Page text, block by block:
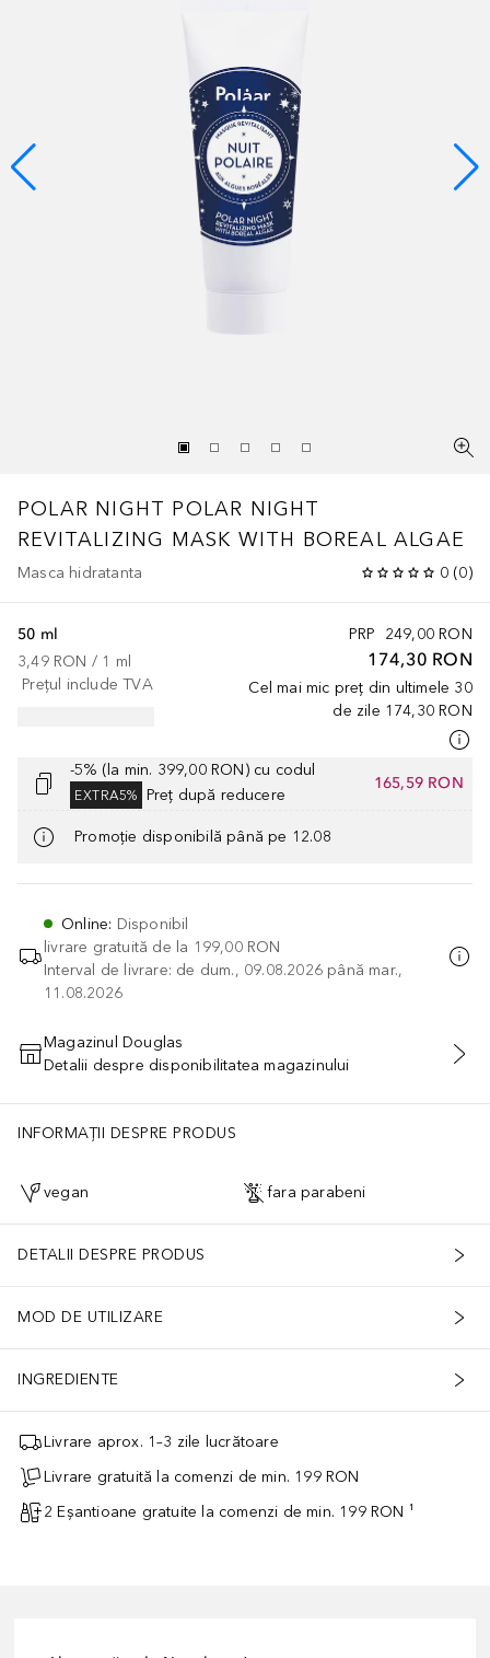
POLAR NIGHT POLAR NIGHT
REVITALIZING MASK WITH BOREAL ALGAE
Masca hidratanta 0 (0)
PRP 249,00 RON
174,30 RON
Cel mai mic preț din ultimele 30
de zile 174,30 RON
50 ml
3,49 RON / 1 ml
Prețul include TVA
-5% (la min. 399,00 RON) cu codul
EXTRA5% Preț după reducere
165,59 RON
Promoție disponibilă până pe 12.08
Online: Disponibil
livrare gratuită de la 199,00 RON
Interval de livrare: de dum., 09.08.2026 până mar.,
11.08.2026
ADĂUGAȚI ÎN COŞ
Magazinul Douglas
Detalii despre disponibilitatea magazinului
INFORMAȚII DESPRE PRODUS
vegan fara parabeni
DETALII DESPRE PRODUS
MOD DE UTILIZARE
INGREDIENTE
Livrare aprox. 1–3 zile lucrătoare
Livrare gratuită la comenzi de min. 199 RON
2 Eșantioane gratuite la comenzi de min. 199 RON ¹